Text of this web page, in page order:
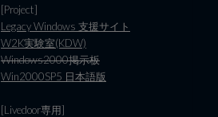
[Project]
Legacy Windows 支援サイト
W2K実験室(KDW)
Windows2000掲示板
Win2000SP5 日本語版
[Livedoor専用]